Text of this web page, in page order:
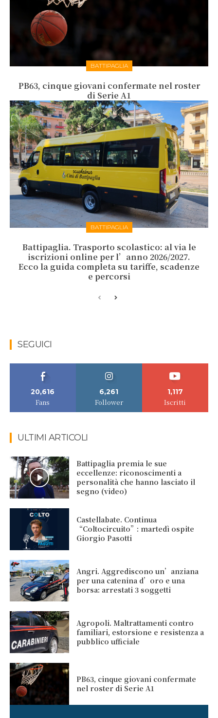
BATTIPAGLIA
PB63, cinque giovani confermate nel roster
di Serie A1
BATTIPAGLIA
Battipaglia. Trasporto scolastico: al via le
iscrizioni online per l’anno 2026/2027.
Ecco la guida completa su tariffe, scadenze
e percorsi
SEGUICI
20,616
Fans
6,261
Follower
1,117
Iscritti
ULTIMI ARTICOLI
Battipaglia premia le sue
eccellenze: riconoscimenti a
personalità che hanno lasciato il
segno (video)
Castellabate. Continua
“Coltocircuito”: martedì ospite
Giorgio Pasotti
Angri. Aggrediscono un’anziana
per una catenina d’oro e una
borsa: arrestati 3 soggetti
Agropoli. Maltrattamenti contro
familiari, estorsione e resistenza a
pubblico ufficiale
PB63, cinque giovani confermate
nel roster di Serie A1